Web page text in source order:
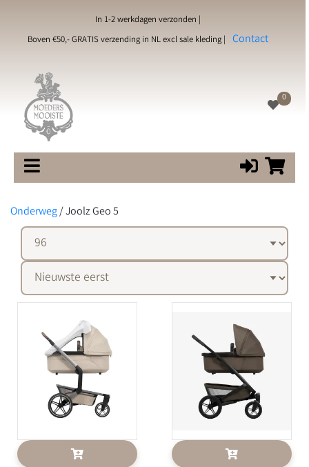
In 1-2 werkdagen verzonden |
Boven €50,- GRATIS verzending in NL excl sale kleding | Contact
0
Onderweg/Joolz Geo 5